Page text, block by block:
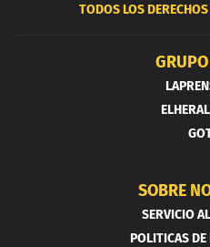
TODOS LOS
SOBRE
SERVICIO
POLITICAS